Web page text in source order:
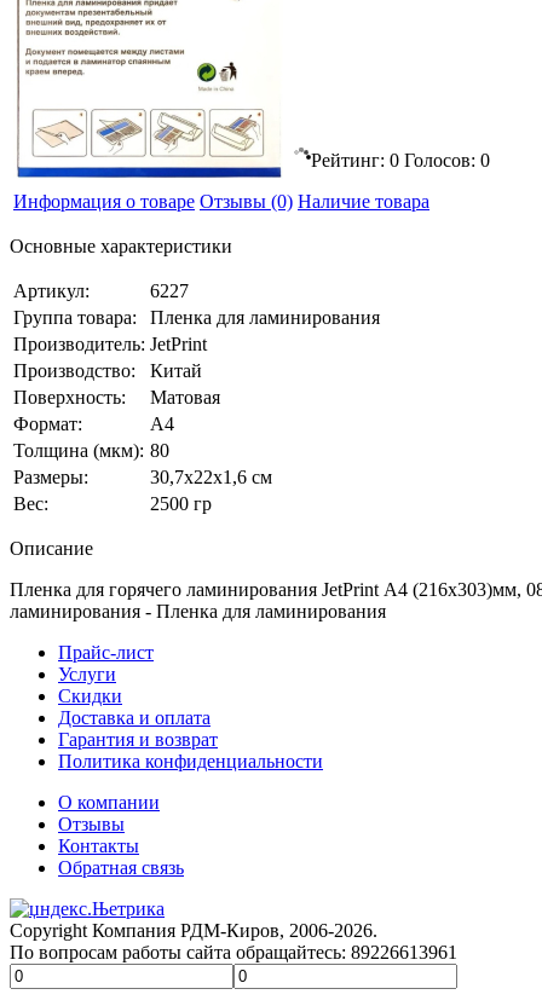
Рейтинг: 0 Голосов: 0
Информация о товаре Отзывы (0) Наличие товара
Основные характеристики
Артикул:
6227
Группа товара:
Пленка для ламинирования
Производитель: JetPrint
Производство:
Китай
Поверхность:
Матовая
Формат:
А4
Толщина (мкм): 80
Размеры:
30,7x22x1,6 см
Вес:
2500 гр
Описание
Пленка для горячего ламинирования JetPrint А4 (216x303)мм,
ламинирования - Пленка для ламинирования
Прайс-лист
Услуги
Скидки
Доставка и оплата
Гарантия и возврат
Политика конфиденциальности
О компании
Отзывы
Контакты
Обратная связь
Copyright Компания РДМ-Киров, 2006-2026.
По вопросам работы сайта обращайтесь: 89226613961